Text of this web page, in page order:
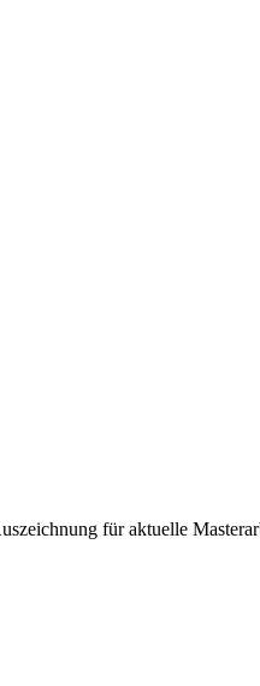
für aktuelle